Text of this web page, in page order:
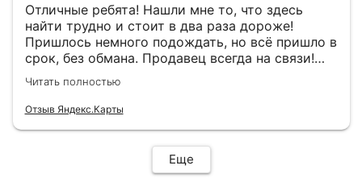
Отличные ребята! Нашли мне то, что здесь
найти трудно и стоит в два раза дороже!
Пришлось немного подождать, но всё пришло в
срок, без обмана. Продавец всегда на связи!
Буду ещё обращаться! 👍
Читать полностью
Отзыв Яндекс.Карты
Еще